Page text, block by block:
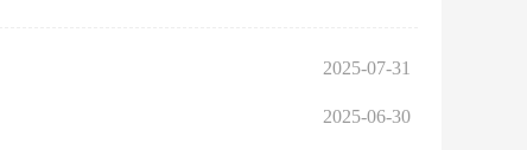
2025-07-31
2025-06-30